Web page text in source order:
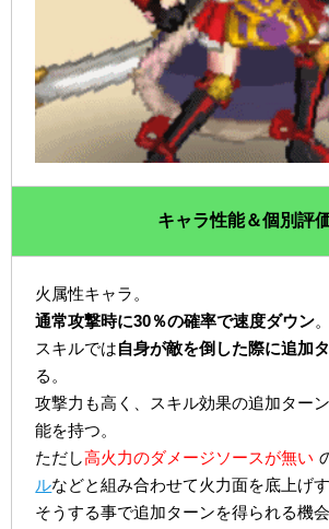
キャラ性能＆個別評
火属性キャラ。
通常攻撃時に30％の確率で速度ダウン。
スキルでは自身が敵を倒した際に追加
る。
攻撃力も高く、スキル効果の追加ター
能を持つ。
ただし高火力のダメージソースが無い
ルなどと組み合わせて火力面を底上げす
そうする事で追加ターンを得られる機